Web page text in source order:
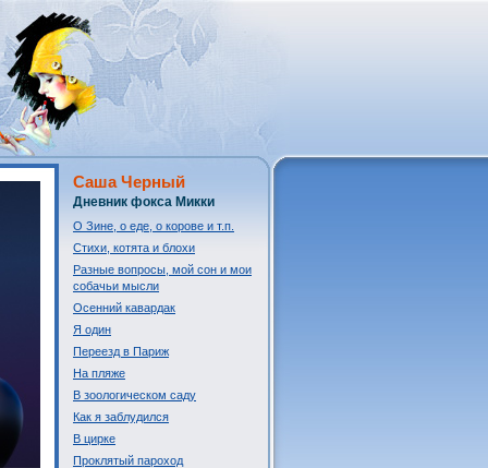
Саша Черный
Дневник фокса Микки
О Зине, о еде, о корове и т.п.
Стихи, котята и блохи
Разные вопросы, мой сон и мои
собачьи мысли
Осенний кавардак
Я один
Переезд в Париж
На пляже
В зоологическом саду
Как я заблудился
В цирке
Проклятый пароход